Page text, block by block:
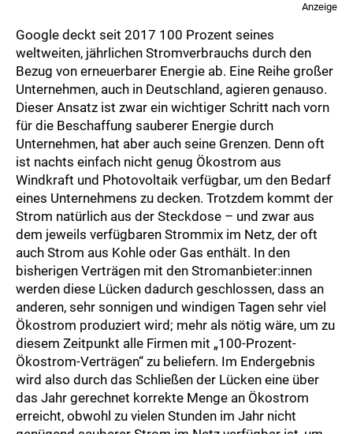
Anzeige
Google deckt seit 2017 100 Prozent seines
weltweiten, jährlichen Stromverbrauchs durch den
Bezug von erneuerbarer Energie ab. Eine Reihe großer
Unternehmen, auch in Deutschland, agieren genauso.
Dieser Ansatz ist zwar ein wichtiger Schritt nach vorn
für die Beschaffung sauberer Energie durch
Unternehmen, hat aber auch seine Grenzen. Denn oft
ist nachts einfach nicht genug Ökostrom aus
Windkraft und Photovoltaik verfügbar, um den Bedarf
eines Unternehmens zu decken. Trotzdem kommt der
Strom natürlich aus der Steckdose – und zwar aus
dem jeweils verfügbaren Strommix im Netz, der oft
auch Strom aus Kohle oder Gas enthält. In den
bisherigen Verträgen mit den Stromanbieter:innen
werden diese Lücken dadurch geschlossen, dass an
anderen, sehr sonnigen und windigen Tagen sehr viel
Ökostrom produziert wird; mehr als nötig wäre, um zu
diesem Zeitpunkt alle Firmen mit „100-Prozent-
Ökostrom-Verträgen“ zu beliefern. Im Endergebnis
wird also durch das Schließen der Lücken eine über
das Jahr gerechnet korrekte Menge an Ökostrom
erreicht, obwohl zu vielen Stunden im Jahr nicht